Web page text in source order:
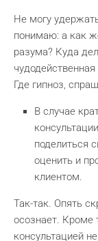
Не могу
понимаю: а как
разума? Куда
Где гипноз,
В случае
поделиться
оценить и
клиентом.
Так-так. Опять
осознает. Кроме
консультацией